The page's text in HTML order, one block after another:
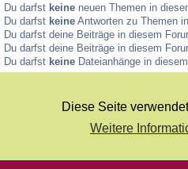
Diese Seite
Weitere
Du darfst keine neuen Themen in
Du darfst keine Antworten zu Themen
Du darfst deine Beiträge in diesem
Du darfst deine Beiträge in diesem
Du darfst keine Dateianhänge in
Deutsche